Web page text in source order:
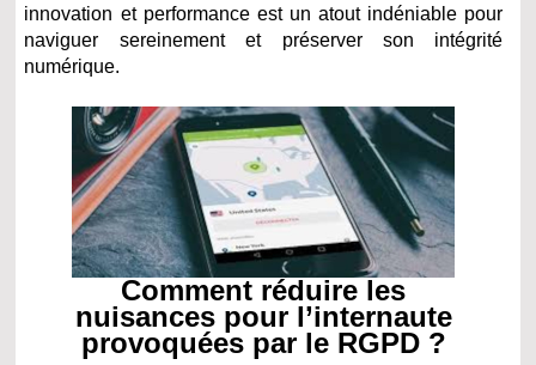
innovation et performance est un atout indéniable pour
naviguer sereinement et préserver son intégrité
numérique.
Comment réduire les
nuisances pour l’internaute
provoquées par le RGPD ?